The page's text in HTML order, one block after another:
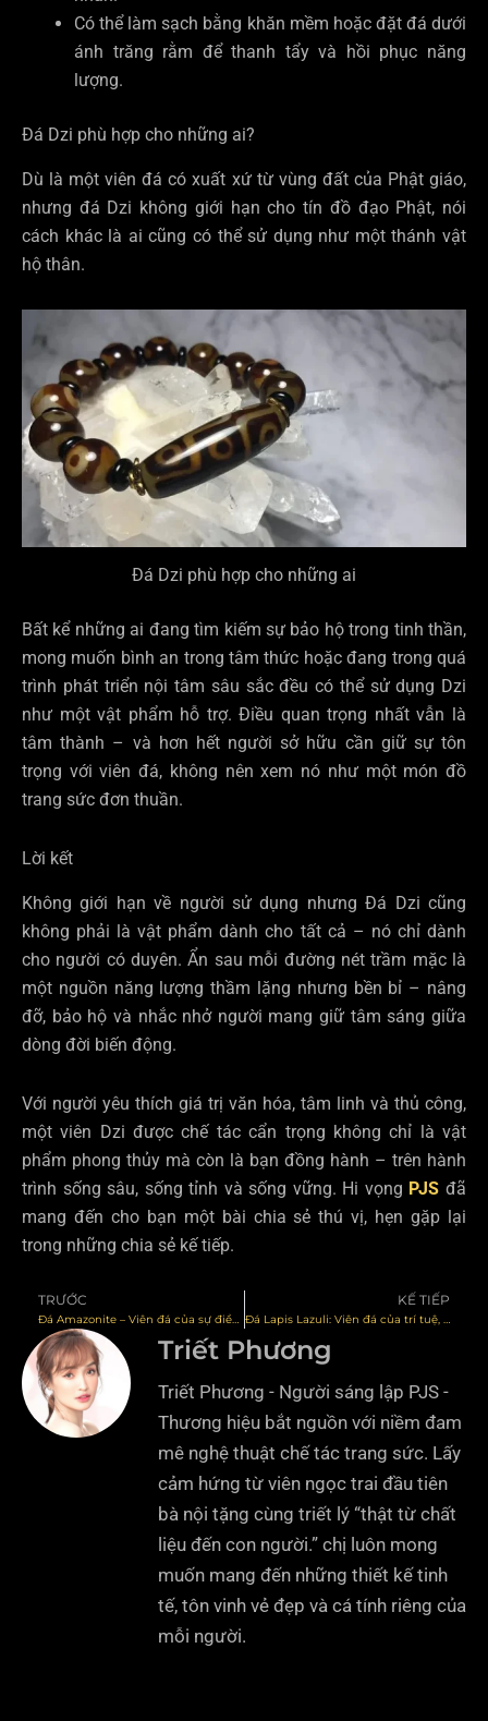
Có thể làm sạch bằng khăn mềm hoặc đặt đá dưới
ánh trăng rằm để thanh tẩy và hồi phục năng
lượng.
Đá Dzi phù hợp cho những ai?
Dù là một viên đá có xuất xứ từ vùng đất của Phật giáo,
nhưng đá Dzi không giới hạn cho tín đồ đạo Phật, nói
cách khác là ai cũng có thể sử dụng như một thánh vật
hộ thân.
Đá Dzi phù hợp cho những ai
Bất kể những ai đang tìm kiếm sự bảo hộ trong tinh thần,
mong muốn bình an trong tâm thức hoặc đang trong quá
trình phát triển nội tâm sâu sắc đều có thể sử dụng Dzi
như một vật phẩm hỗ trợ. Điều quan trọng nhất vẫn là
tâm thành – và hơn hết người sở hữu cần giữ sự tôn
trọng với viên đá, không nên xem nó như một món đồ
trang sức đơn thuần.
Lời kết
Không giới hạn về người sử dụng nhưng Đá Dzi cũng
không phải là vật phẩm dành cho tất cả – nó chỉ dành
cho người có duyên. Ẩn sau mỗi đường nét trầm mặc là
một nguồn năng lượng thầm lặng nhưng bền bỉ – nâng
đỡ, bảo hộ và nhắc nhở người mang giữ tâm sáng giữa
dòng đời biến động.
Với người yêu thích giá trị văn hóa, tâm linh và thủ công,
một viên Dzi được chế tác cẩn trọng không chỉ là vật
phẩm phong thủy mà còn là bạn đồng hành – trên hành
trình sống sâu, sống tỉnh và sống vững. Hi vọng PJS đã
mang đến cho bạn một bài chia sẻ thú vị, hẹn gặp lại
trong những chia sẻ kế tiếp.
Prev
TRƯỚC
Đá Amazonite – Viên đá của sự điềm tĩnh và hy vọng
KẾ TIẾP
Đá Lapis Lazuli: Viên đá của trí tuệ, sự thật và chiều sâu tâm hồn
Triết Phương
Triết Phương - Người sáng lập PJS -
Thương hiệu bắt nguồn với niềm đam
mê nghệ thuật chế tác trang sức. Lấy
cảm hứng từ viên ngọc trai đầu tiên
bà nội tặng cùng triết lý “thật từ chất
liệu đến con người.” chị luôn mong
muốn mang đến những thiết kế tinh
tế, tôn vinh vẻ đẹp và cá tính riêng của
mỗi người.